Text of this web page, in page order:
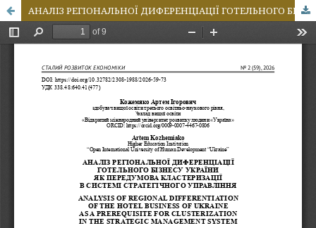
АНАЛІЗ РЕГІОНАЛЬНОЇ ДИФЕРЕНЦІАЦІЇ ГОТЕЛЬНОГО БІЗНЕСУ УКРАЇНИ ЯК ПЕРЕДУМОВА КЛАСТЕРИЗАЦІЇ В СИСТЕМІ СТРАТЕГІЧНОГО УПРАВЛІННЯ